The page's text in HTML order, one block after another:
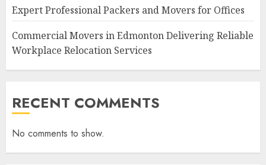
Expert Professional Packers and Movers for Offices
Commercial Movers in Edmonton Delivering Reliable
Workplace Relocation Services
RECENT COMMENTS
No comments to show.